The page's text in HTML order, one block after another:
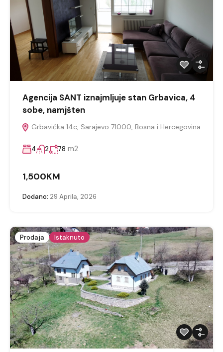
Agencija SANT iznajmljuje stan Grbavica, 4
sobe, namjšten
Grbavička 14c, Sarajevo 71000, Bosna i Hercegovina
4 2 78 m2
1,500KM
Dodano: 29 Aprila, 2026
Prodaja Istaknuto